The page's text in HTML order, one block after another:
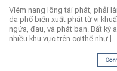
Viêm nang lông tái phát, phải
da phổ biến xuất phát từ vi
ngứa, đau, và phát ban. Bất kỳ
nhiều khu vực trên cơ thể như […]